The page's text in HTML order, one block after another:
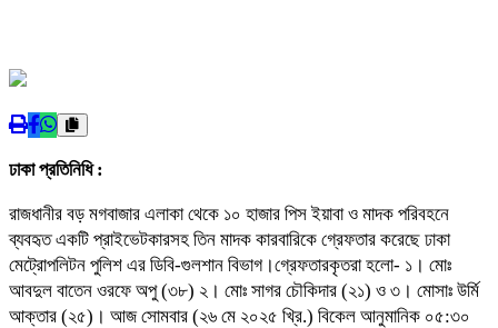
ঢাকা প্রতিনিধি :
রাজধানীর বড় মগবাজার এলাকা থেকে ১০ হাজার পিস ইয়াবা ও মাদক পরিবহনে
ব্যবহৃত একটি প্রাইভেটকারসহ তিন মাদক কারবারিকে গ্রেফতার করেছে ঢাকা
মেট্রোপলিটন পুলিশ এর ডিবি-গুলশান বিভাগ।গ্রেফতারকৃতরা হলো- ১। মোঃ
আবদুল বাতেন ওরফে অপু (৩৮) ২। মোঃ সাগর চৌকিদার (২১) ও ৩। মোসাঃ উর্মি
আক্তার (২৫)। আজ সোমবার (২৬ মে ২০২৫ খ্রি.) বিকেল আনুমানিক ০৫:৩০